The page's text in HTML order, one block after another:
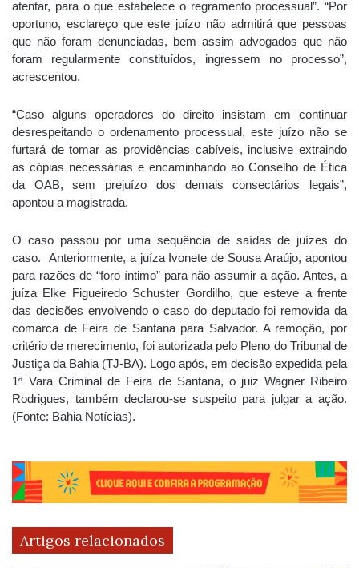
atentar, para o que estabelece o regramento processual”. “Por
oportuno, esclareço que este juízo não admitirá que pessoas
que não foram denunciadas, bem assim advogados que não
foram regularmente constituídos, ingressem no processo”,
acrescentou.
“Caso alguns operadores do direito insistam em continuar
desrespeitando o ordenamento processual, este juízo não se
furtará de tomar as providências cabíveis, inclusive extraindo
as cópias necessárias e encaminhando ao Conselho de Ética
da OAB, sem prejuízo dos demais consectários legais”,
apontou a magistrada.
O caso passou por uma sequência de saídas de juízes do
caso. Anteriormente, a juíza Ivonete de Sousa Araújo, apontou
para razões de “foro íntimo” para não assumir a ação. Antes, a
juíza Elke Figueiredo Schuster Gordilho, que esteve a frente
das decisões envolvendo o caso do deputado foi removida da
comarca de Feira de Santana para Salvador. A remoção, por
critério de merecimento, foi autorizada pelo Pleno do Tribunal de
Justiça da Bahia (TJ-BA). Logo após, em decisão expedida pela
1ª Vara Criminal de Feira de Santana, o juiz Wagner Ribeiro
Rodrigues, também declarou-se suspeito para julgar a ação.
(Fonte: Bahia Notícias).
Artigos relacionados